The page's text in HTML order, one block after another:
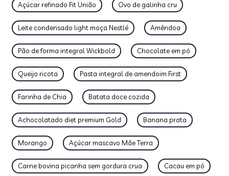
Açúcar refinado Fit União Ovo de galinha cru
Leite condensado light moça Nestlé Amêndoa
Pão de forma integral Wickbold Chocolate em pó
Queijo ricota Pasta integral de amendoim First
Farinha de Chia Batata doce cozida
Achocolatado diet premium Gold Banana prata
Morango Açúcar mascavo Mãe Terra
Carne bovina picanha sem gordura crua Cacau em pó